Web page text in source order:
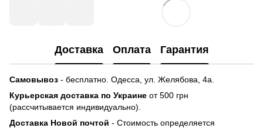
Доставка Оплата Гарантия
Самовывоз - бесплатно. Одесса, ул. Желябова, 4а.
Курьерская доставка по Украине от 500 грн
(рассчитывается индивидуально).
Доставка Новой почтой - Стоимость определяется